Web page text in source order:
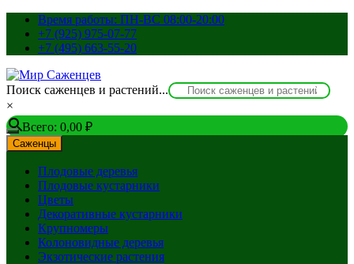
Перейти
содержимому
Время работы: ПН-ВС 08:00-20:00
+7 (925) 975-07-77
+7 (495) 663-55-20
Поиск саженцев и растений...
×
Всего: 0,00 ₽
Саженцы
Плодовые деревья
Плодовые кустарники
Цветы
Декоративные кустарники
Крупномеры
Колоновидные деревья
Экзотические растения